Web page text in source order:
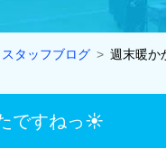
スタッフブログ 週末暖
ですねっ☀